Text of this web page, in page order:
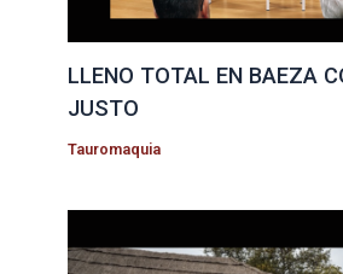
LLENO TOTAL EN BAEZA
JUSTO
Tauromaquia